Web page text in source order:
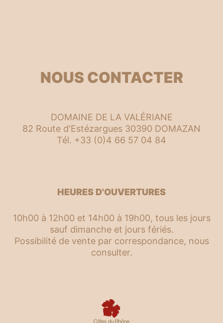
NOUS CONTACTER
DOMAINE DE LA VALÉRIANE
82 Route d'Estézargues 30390 DOMAZAN
Tél. +33 (0)4 66 57 04 84
HEURES D'OUVERTURES
10h00 à 12h00 et 14h00 à 19h00, tous les jours
sauf dimanche et jours fériés.
Possibilité de vente par correspondance, nous
consulter.